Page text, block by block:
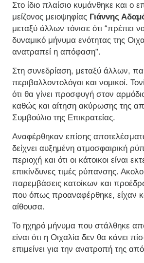
Στο ίδιο πλαίσιο κυμάνθηκε και ο
μείζονος μειοψηφίας Γιάννης
μεταξύ άλλων τόνισε ότι “πρέπει
δυναμικό μήνυμα ενότητας της
ανατραπεί η απόφαση”.
Στη συνεδρίαση, μεταξύ άλλων,
περιβαλλοντολόγοι και νομικοί.
ότι θα γίνει προσφυγή στον
καθώς και αίτηση ακύρωσης της
Συμβούλιο της Επικρατείας.
Αναφέρθηκαν επίσης
δείχνει αυξημένη ατμοσφαιρική
περιοχή και ότι οι κάτοικοι είναι
επικίνδυνες τιμές ρύπανσης.
παρεμβάσεις κατοίκων και
που όπως προαναφέρθηκε, είχαν
αίθουσα.
Το ηχηρό μήνυμα που στάλθηκε
είναι ότι η Οιχαλία δεν θα κάνει
επιμείνει για την ανατροπή της